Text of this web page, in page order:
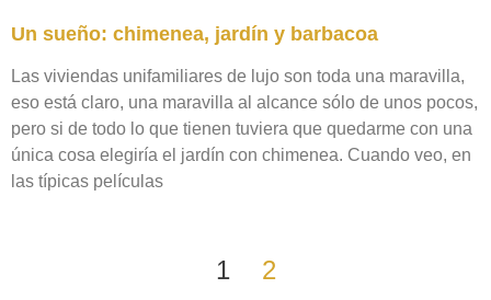
Un sueño: chimenea, jardín y barbacoa
Las viviendas unifamiliares de lujo son toda una maravilla,
eso está claro, una maravilla al alcance sólo de unos pocos,
pero si de todo lo que tienen tuviera que quedarme con una
única cosa elegiría el jardín con chimenea. Cuando veo, en
las típicas películas
1 2